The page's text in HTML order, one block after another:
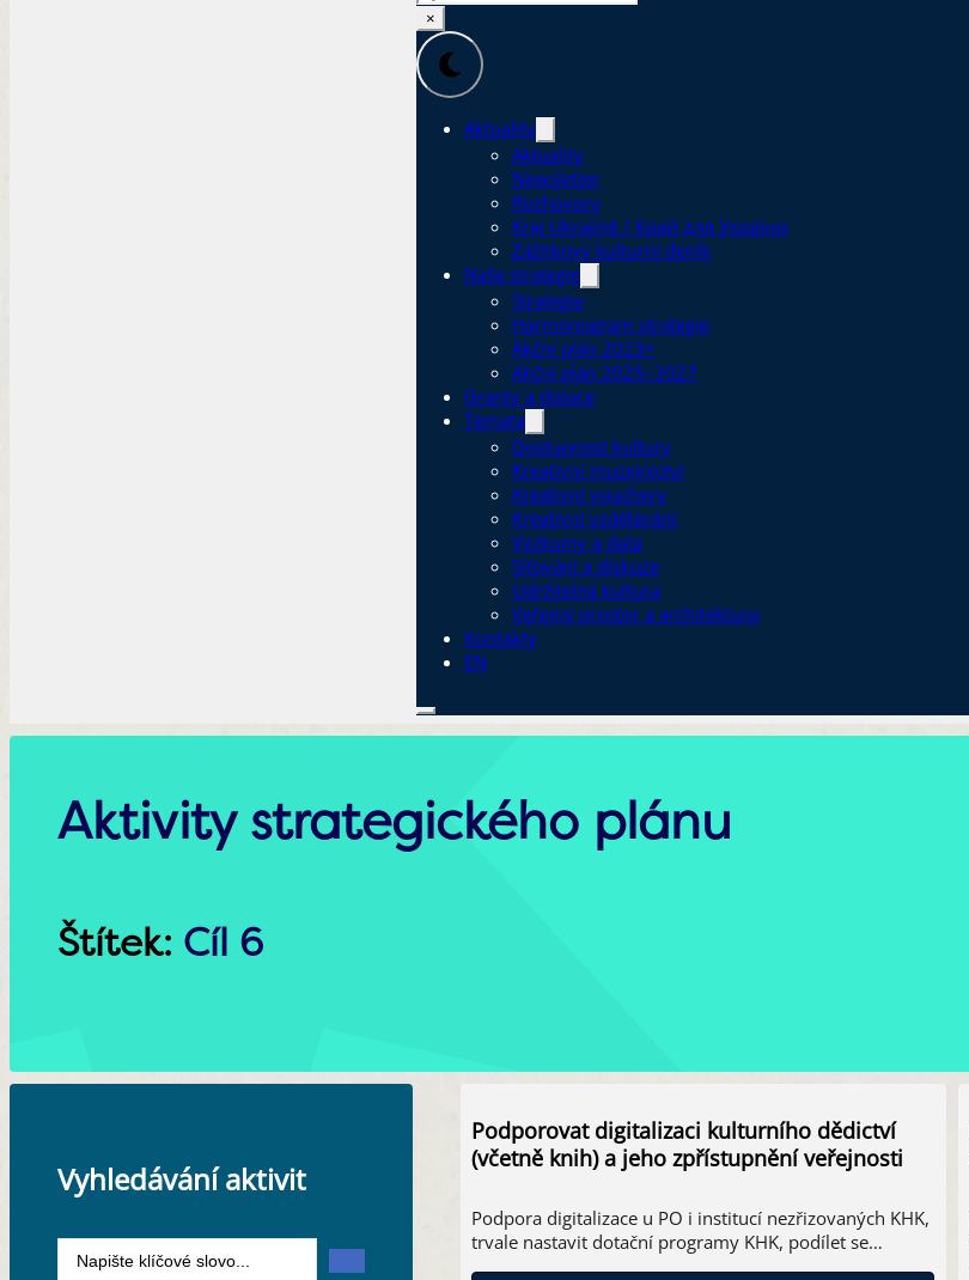
×
Aktuality
Aktuality
Newsletter
Rozhovory
Kraj Ukrajině / Край для України
Zážitkový kulturní deník
Naše strategie
Strategie
Harmonogram strategie
Akční plán 2023+
Akční plán 2025–2027
Granty a dotace
Témata
Dostupnost kultury
Kreativní muzejnictví
Kreativní vouchery
Kreativní vzdělávání
Výzkumy a data
Síťování a diskuze
Udržitelná kultura
Veřejný prostor a architektura
Kontakty
EN
Aktivity strategického plánu
Štítek: Cíl 6
Vyhledávání aktivit
Podporovat digitalizaci kulturního dědictví
(včetně knih) a jeho zpřístupnění veřejnosti
Podpora digitalizace u PO i institucí nezřizovaných KHK,
trvale nastavit dotační programy KHK, podílet se…